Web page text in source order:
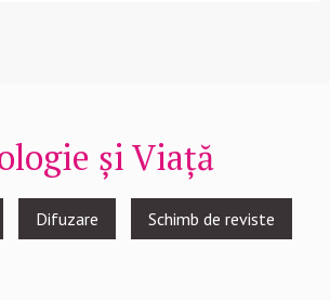
și Viață
Difuzare Schimb de reviste